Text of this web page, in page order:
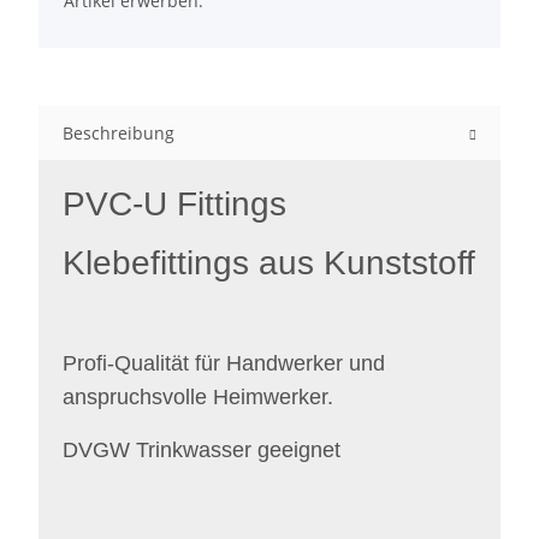
Beschreibung
PVC-U Fittings
Klebefittings aus Kunststoff
Profi-Qualität für Handwerker und
anspruchsvolle Heimwerker.
DVGW Trinkwasser geeignet